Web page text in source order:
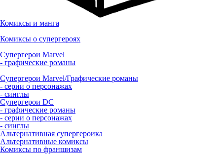
Комиксы и манга
Комиксы о супергероях
Супергерои Marvel
- графические романы
Супергерои Marvel/Графические романы
- серии о персонажах
- синглы
Супергерои DC
- графические романы
- серии о персонажах
- синглы
Альтернативная супергероика
Альтернативные комиксы
Комиксы по франшизам